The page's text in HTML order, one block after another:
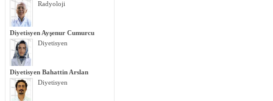
Radyoloji
Diyetisyen Ayşenur Cumurcu
Diyetisyen
Diyetisyen Bahattin Arslan
Diyetisyen